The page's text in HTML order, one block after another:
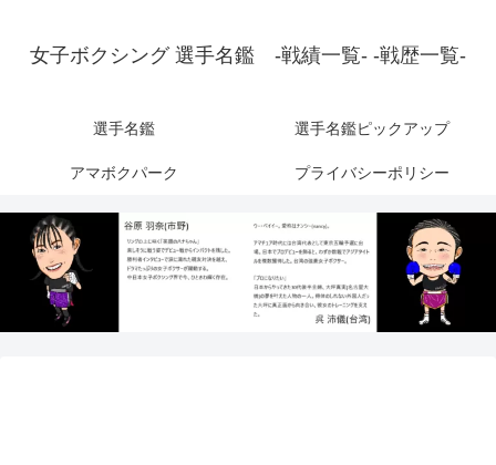
女子ボクシング 選手名鑑 -戦績一覧- -戦歴一覧-
選手名鑑 選手名鑑ピックアップ
アマボクパーク プライバシーポリシー